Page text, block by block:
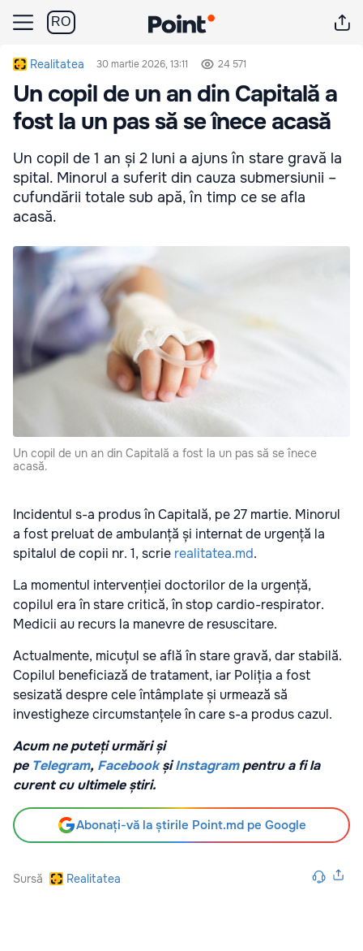
RO
Realitatea 30 martie 2026, 13:11 24 571
Un copil de un an din Capitală a
fost la un pas să se înece acasă
Un copil de 1 an și 2 luni a ajuns în stare gravă la
spital. Minorul a suferit din cauza submersiunii –
cufundării totale sub apă, în timp ce se afla
acasă.
Un copil de un an din Capitală a fost la un pas să se înece
acasă.
Incidentul s-a produs în Capitală, pe 27 martie. Minorul
a fost preluat de ambulanță și internat de urgență la
spitalul de copii nr. 1, scrie realitatea.md.
La momentul intervenției doctorilor de la urgență,
copilul era în stare critică, în stop cardio-respirator.
Medicii au recurs la manevre de resuscitare.
Actualmente, micuțul se află în stare gravă, dar stabilă.
Copilul beneficiază de tratament, iar Poliția a fost
sesizată despre cele întâmplate și urmează să
investigheze circumstanțele în care s-a produs cazul.
Acum ne puteți urmări și
pe Telegram, Facebook șiInstagrampentru a fi la
curent cu ultimele știri.
Abonați-vă la știrile Point.md pe Google
Sursă Realitatea